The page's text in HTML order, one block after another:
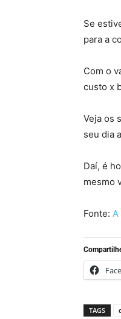
Se
para a
Com o
custo x
Veja os
seu dia
Daí, é
mesmo
Fonte: A
TAGS